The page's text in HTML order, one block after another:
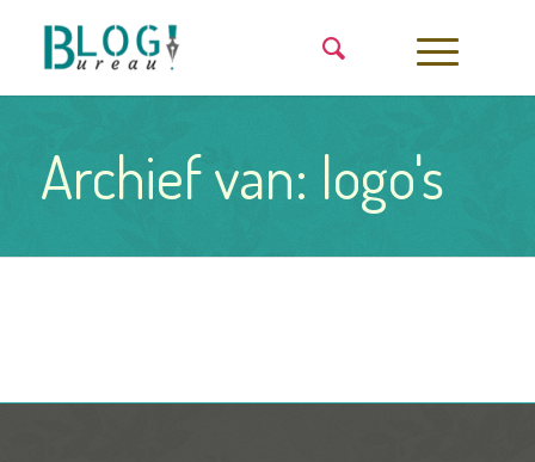
Archief van: logo's